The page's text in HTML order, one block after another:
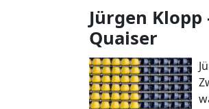
Jürgen
Quaiser